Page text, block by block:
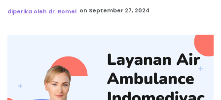
diperika oleh dr. Romel on September 27, 2024